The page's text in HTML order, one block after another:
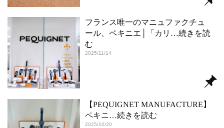
フランス唯一のマニュファクチュ
ール、ペキニエ│「カリ …続きを読
む
2025/11/14
【PEQUIGNET MANUFACTURE】
ペキニ…続きを読む
2025/10/20